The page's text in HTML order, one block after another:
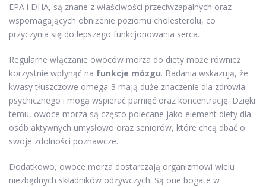
EPA i DHA, są znane z właściwości przeciwzapalnych oraz
wspomagających obniżenie poziomu cholesterolu, co
przyczynia się do lepszego funkcjonowania serca.
Regularne włączanie owoców morza do diety może również
korzystnie wpłynąć na funkcje mózgu. Badania wskazują, że
kwasy tłuszczowe omega-3 mają duże znaczenie dla zdrowia
psychicznego i mogą wspierać pamięć oraz koncentrację. Dzięki
temu, owoce morza są często polecane jako element diety dla
osób aktywnych umysłowo oraz seniorów, które chcą dbać o
swoje zdolności poznawcze.
Dodatkowo, owoce morza dostarczają organizmowi wielu
niezbędnych składników odżywczych. Są one bogate w